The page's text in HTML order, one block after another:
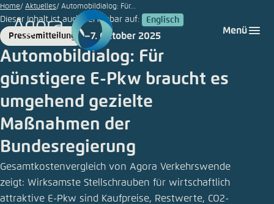
Zum
Hauptinhalt
gehen
Menü
Home Aktuelles Automobildialog: Für...
Dieser Inhalt ist auch verfügbar auf: Englisch
Format
Pressemitteilung
Date
7. Oktober 2025
Automobildialog: Für
günstigere E-Pkw braucht es
umgehend gezielte
Maßnahmen der
Bundesregierung
Gesamtkostenvergleich von Agora Verkehrswende
zeigt: Wirksamste Stellschrauben für wirtschaftlich
attraktive E-Pkw sind Kaufpreise, Restwerte, CO2-
©
iStock
Rafa
Jodar
Login
Melden Sie sich an um ..., ... und ... zu verwalten.
Benutzername
Sprache auswählen
Deutsch
Englisch
Agora Think Tanks
Erscheinungsbild der Webseite
Diese Webseite passt ihr Farbschema basierend
auf Ihren Einstellungen an. Wählen Sie aus,
welches Farbschema Sie für diese Webseite
verwenden möchten.
Close
Hell
Dunkel